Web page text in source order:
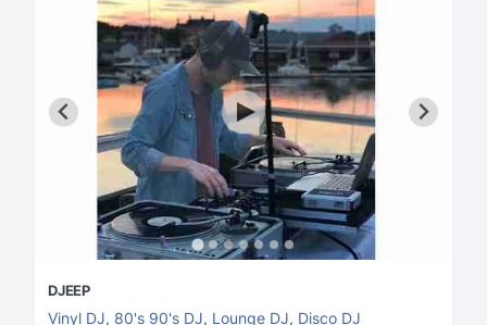
DJEEP
Vinyl DJ, 80's 90's DJ, Lounge DJ, Disco DJ